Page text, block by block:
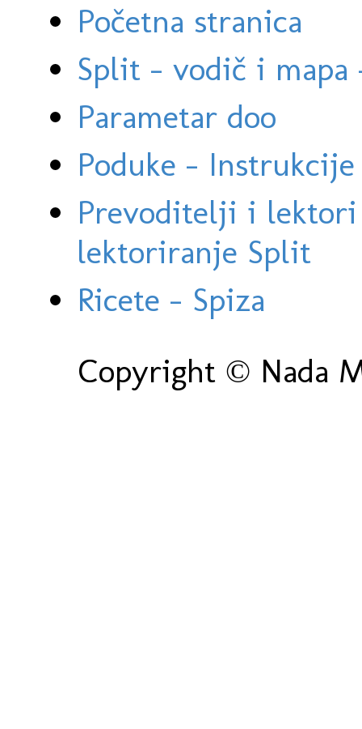
Početna stranica
Split - vodič i
Parametar doo
Poduke -
Prevoditelji i
lektoriranje Split
Ricete - Spiza
Copyright © Nada